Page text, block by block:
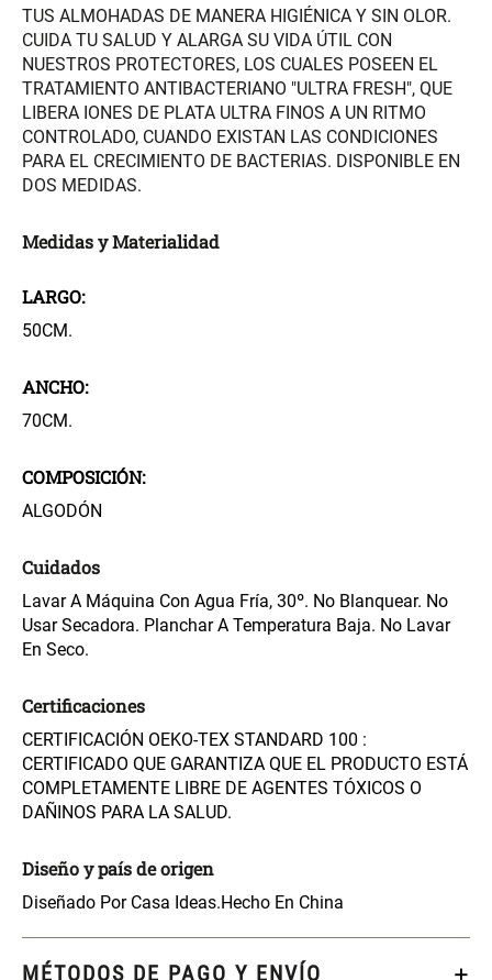
TUS ALMOHADAS DE MANERA HIGIÉNICA Y SIN OLOR.
CUIDA TU SALUD Y ALARGA SU VIDA ÚTIL CON
NUESTROS PROTECTORES, LOS CUALES POSEEN EL
TRATAMIENTO ANTIBACTERIANO "ULTRA FRESH", QUE
LIBERA IONES DE PLATA ULTRA FINOS A UN RITMO
CONTROLADO, CUANDO EXISTAN LAS CONDICIONES
PARA EL CRECIMIENTO DE BACTERIAS. DISPONIBLE EN
DOS MEDIDAS.
Medidas y Materialidad
LARGO:
50CM.
ANCHO:
70CM.
COMPOSICIÓN:
ALGODÓN
Cuidados
Lavar A Máquina Con Agua Fría, 30º. No Blanquear. No
Usar Secadora. Planchar A Temperatura Baja. No Lavar
En Seco.
Certificaciones
CERTIFICACIÓN OEKO-TEX STANDARD 100 :
CERTIFICADO QUE GARANTIZA QUE EL PRODUCTO ESTÁ
COMPLETAMENTE LIBRE DE AGENTES TÓXICOS O
DAÑINOS PARA LA SALUD.
Diseño y país de origen
Diseñado Por Casa Ideas.Hecho En China
MÉTODOS DE PAGO Y ENVÍO
$ 24.900,00$ 17.450,00 $ 26.900,00$ 21.520,00
Varitas Aromáticas Flor de
Durazno
$ 29.900,00$ 20.950,00
Repuesto Esencia
Aromática Flor de Durazno
$ 26.900,00$ 18.850,00
Varitas Aroma y Flor Rosa
Suave
$ 37.900,00
Fresca
Maceta con Diseño de
Ceramica
$ 46.900,00
Maceta Degrade en
Ceramica
$ 99.900,00
Set 4 Vasos Cerveza Vidrio
Archivador Planificador con
Tapa Dura
Archivador Planificador con
Tapa Dura
Cojín Cervical Memory Dardo Circulas Plástico